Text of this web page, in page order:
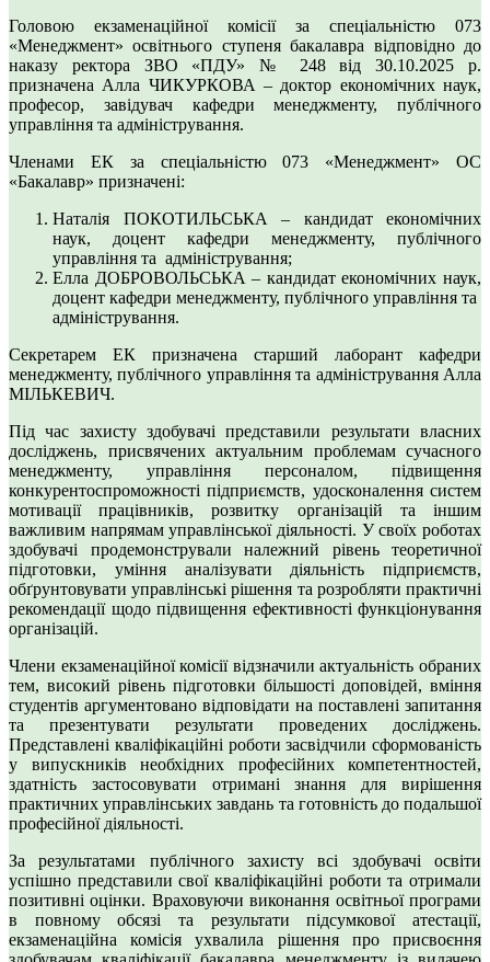
Головою екзаменаційної комісії за спеціальністю 073
«Менеджмент» освітнього ступеня бакалавра відповідно до
наказу ректора ЗВО «ПДУ» № 248 від 30.10.2025 р.
призначена Алла ЧИКУРКОВА – доктор економічних наук,
професор, завідувач кафедри менеджменту, публічного
управління та адміністрування.
Членами ЕК за спеціальністю 073 «Менеджмент» ОС
«Бакалавр» призначені:
Наталія ПОКОТИЛЬСЬКА – кандидат економічних
наук, доцент кафедри менеджменту, публічного
управління та адміністрування;
Елла ДОБРОВОЛЬСЬКА – кандидат економічних наук,
доцент кафедри менеджменту, публічного управління та
адміністрування.
Секретарем ЕК призначена старший лаборант кафедри
менеджменту, публічного управління та адміністрування Алла
МІЛЬКЕВИЧ.
Під час захисту здобувачі представили результати власних
досліджень, присвячених актуальним проблемам сучасного
менеджменту, управління персоналом, підвищення
конкурентоспроможності підприємств, удосконалення систем
мотивації працівників, розвитку організацій та іншим
важливим напрямам управлінської діяльності. У своїх роботах
здобувачі продемонстрували належний рівень теоретичної
підготовки, уміння аналізувати діяльність підприємств,
обґрунтовувати управлінські рішення та розробляти практичні
рекомендації щодо підвищення ефективності функціонування
організацій.
Члени екзаменаційної комісії відзначили актуальність обраних
тем, високий рівень підготовки більшості доповідей, вміння
студентів аргументовано відповідати на поставлені запитання
та презентувати результати проведених досліджень.
Представлені кваліфікаційні роботи засвідчили сформованість
у випускників необхідних професійних компетентностей,
здатність застосовувати отримані знання для вирішення
практичних управлінських завдань та готовність до подальшої
професійної діяльності.
За результатами публічного захисту всі здобувачі освіти
успішно представили свої кваліфікаційні роботи та отримали
позитивні оцінки. Враховуючи виконання освітньої програми
в повному обсязі та результати підсумкової атестації,
екзаменаційна комісія ухвалила рішення про присвоєння